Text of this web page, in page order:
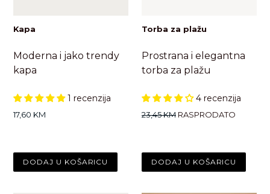
Kapa
Moderna i jako trendy
kapa
1 recenzija
Standardna
17,60 KM
Torba za plažu
Prostrana i elegantna
torba za plažu
4 recenzija
Standardna
23,45 KM RASPRODATO